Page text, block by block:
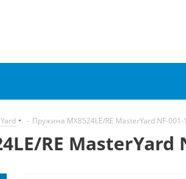
- Пружина MX8524LE/RE MasterYard NF-001-
RE MasterYard